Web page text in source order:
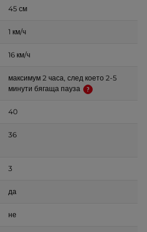
45 см
1 км/ч
16 км/ч
максимум 2 часа, след което 2-5
минути бягаща пауза
40
36
3
да
не